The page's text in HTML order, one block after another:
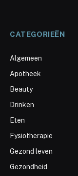
CATEGORIEËN
Algemeen
Apotheek
Beauty
Drinken
Eten
Fysiotherapie
Gezond leven
Gezondheid